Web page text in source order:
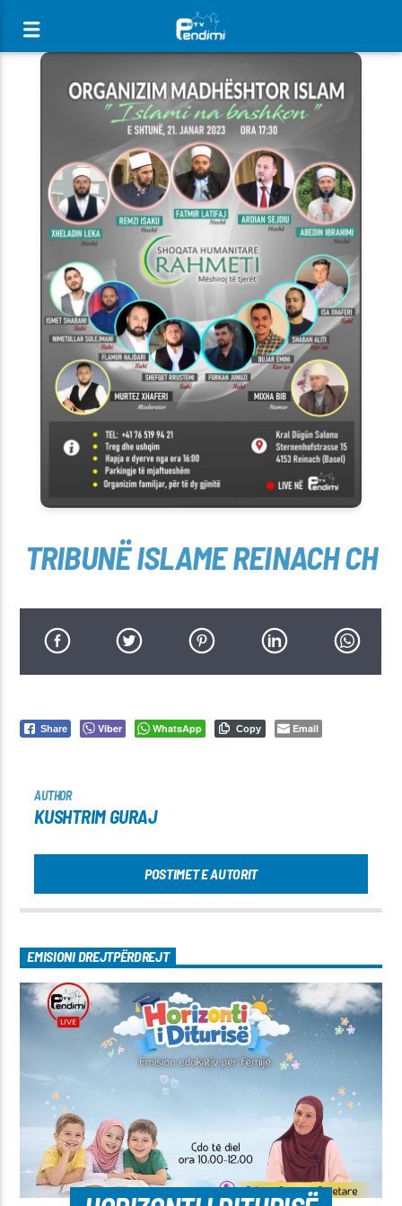
[There are no radio stations in the database]
TRIBUNË ISLAME REINACH CH
Share Viber WhatsApp Copy Email
AUTHOR
KUSHTRIM GURAJ
POSTIMET E AUTORIT
EMISIONI DREJTPËRDREJT